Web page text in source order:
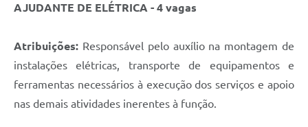
AJUDANTE DE ELÉTRICA - 4 vagas
Atribuições: Responsável pelo auxílio na montagem de
instalações elétricas, transporte de equipamentos e
ferramentas necessários à execução dos serviços e apoio
nas demais atividades inerentes à função.